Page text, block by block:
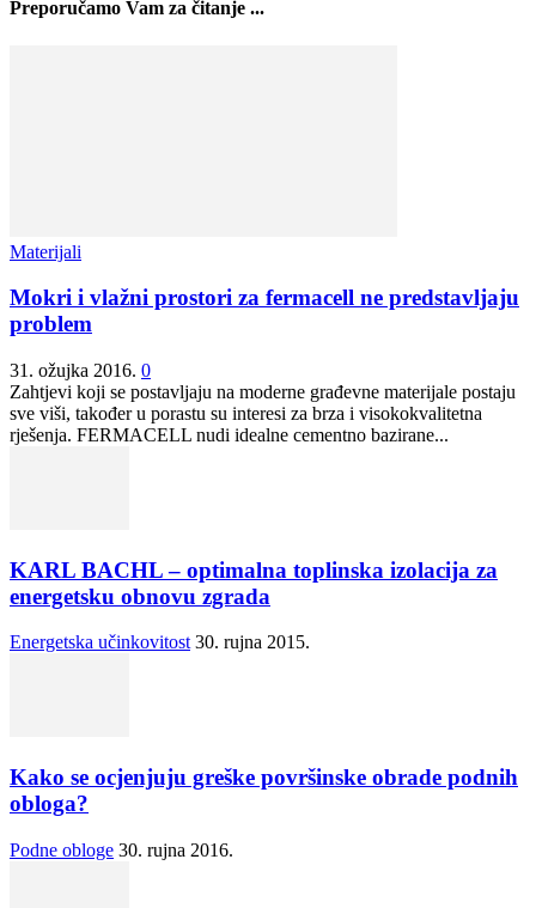
Preporučamo Vam za čitanje ...
Materijali
Mokri i vlažni prostori za fermacell ne predstavljaju
problem
31. ožujka 2016. 0
Zahtjevi koji se postavljaju na moderne građevne materijale postaju
sve viši, također u porastu su interesi za brza i visokokvalitetna
rješenja. FERMACELL nudi idealne cementno bazirane...
KARL BACHL – optimalna toplinska izolacija za
energetsku obnovu zgrada
Energetska učinkovitost 30. rujna 2015.
Kako se ocjenjuju greške površinske obrade podnih
obloga?
Podne obloge 30. rujna 2016.